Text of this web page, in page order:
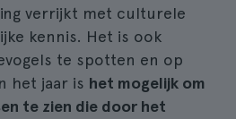
verrijkt met culturele
kennis. Het is ook
te spotten en op
het jaar is het mogelijk om
te zien die door het